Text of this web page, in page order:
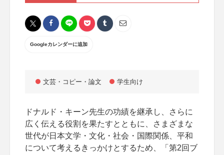
Googleカレンダーに追加
文芸・コピー・論文 学生向け
ドナルド・キーン先生の功績を継承し、さらに
広く伝える役割を果たすとともに、さまざまな
世代が日本文学・文化・社会・国際関係、平和
について考えるきっかけとするため、「第2回ブ